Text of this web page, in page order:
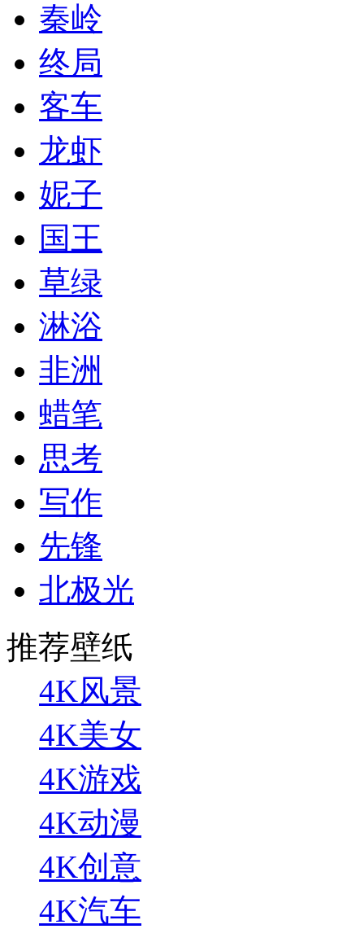
秦岭
终局
客车
龙虾
妮子
国王
草绿
淋浴
非洲
蜡笔
思考
写作
先锋
北极光
推荐壁纸
4K风景
4K美女
4K游戏
4K动漫
4K创意
4K汽车